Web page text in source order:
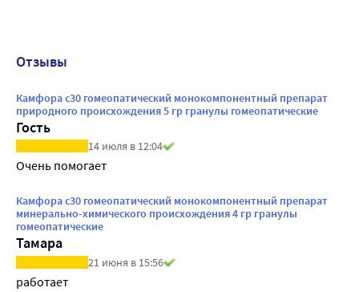
Отзывы
Камфора с30 гомеопатический монокомпонентный препарат
природного происхождения 5 гр гранулы гомеопатические
Гость
14 июля в 12:04
Очень помогает
Камфора с30 гомеопатический монокомпонентный препарат
минерально-химического происхождения 4 гр гранулы
гомеопатические
Тамара
21 июня в 15:56
работает